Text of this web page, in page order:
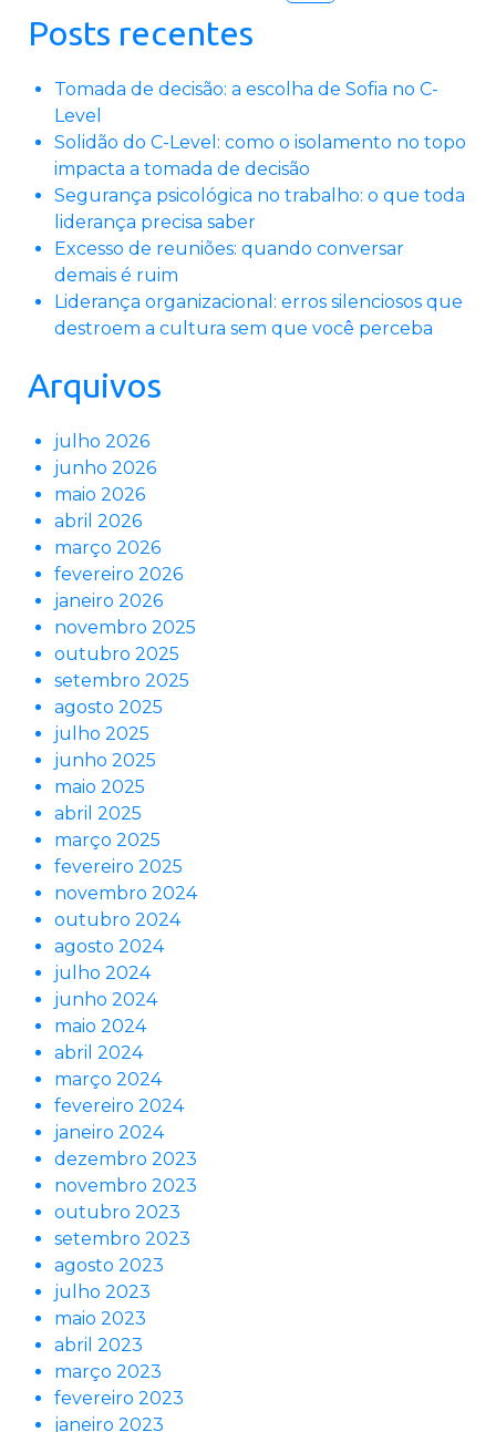
Posts recentes
Tomada de decisão: a escolha de Sofia no C-
Level
Solidão do C-Level: como o isolamento no topo
impacta a tomada de decisão
Segurança psicológica no trabalho: o que toda
liderança precisa saber
Excesso de reuniões: quando conversar
demais é ruim
Liderança organizacional: erros silenciosos que
destroem a cultura sem que você perceba
Arquivos
julho 2026
junho 2026
maio 2026
abril 2026
março 2026
fevereiro 2026
janeiro 2026
novembro 2025
outubro 2025
setembro 2025
agosto 2025
julho 2025
junho 2025
maio 2025
abril 2025
março 2025
fevereiro 2025
novembro 2024
outubro 2024
agosto 2024
julho 2024
junho 2024
maio 2024
abril 2024
março 2024
fevereiro 2024
janeiro 2024
dezembro 2023
novembro 2023
outubro 2023
setembro 2023
agosto 2023
julho 2023
maio 2023
abril 2023
março 2023
fevereiro 2023
janeiro 2023